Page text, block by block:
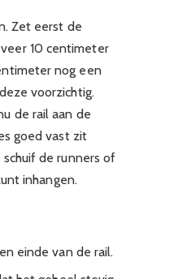
Zet eerst de
10 centimeter
nog een
voorzichtig.
de rail aan de
goed vast zit
de runners of
inhangen.
einde van de rail.